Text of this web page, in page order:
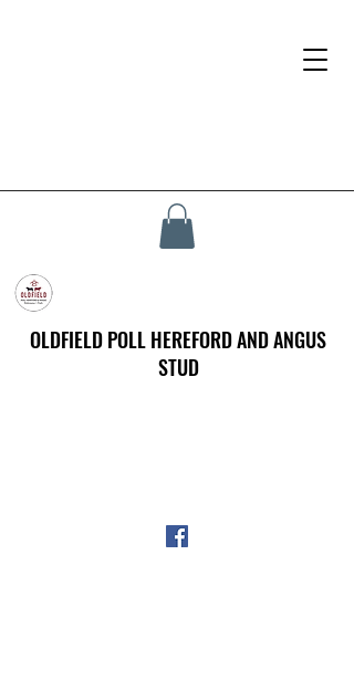
OLDFIELD POLL HEREFORD AND ANGUS
STUD